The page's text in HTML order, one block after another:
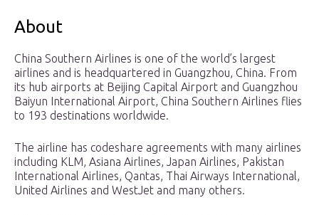
About
China Southern Airlines is one of the world’s largest
airlines and is headquartered in Guangzhou, China. From
its hub airports at Beijing Capital Airport and Guangzhou
Baiyun International Airport, China Southern Airlines flies
to 193 destinations worldwide.
The airline has codeshare agreements with many airlines
including KLM, Asiana Airlines, Japan Airlines, Pakistan
International Airlines, Qantas, Thai Airways International,
United Airlines and WestJet and many others.